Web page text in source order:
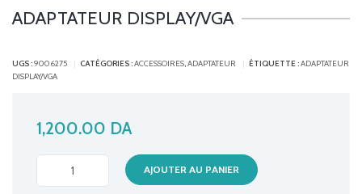
ADAPTATEUR DISPLAY/VGA
UGS :9006275 CATÉGORIES :ACCESSOIRES,ADAPTATEUR ÉTIQUETTE :ADAPTATEUR
DISPLAY/VGA
1,200.00 DA
ADAPTATEUR
DISPLAY/VGA
AJOUTER AU PANIER